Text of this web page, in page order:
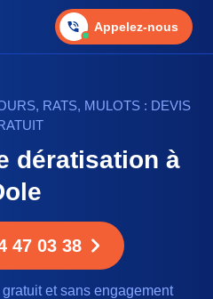
Appelez-nous
RATS, MULOTS : DEVIS
dératisation à
47 03 38
gratuit et sans engagement